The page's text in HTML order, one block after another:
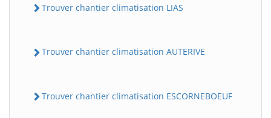
Trouver chantier climatisation LIAS
Trouver chantier climatisation AUTERIVE
Trouver chantier climatisation ESCORNEBOEUF